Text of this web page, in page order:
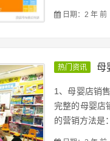
日期：2 年 前
热门资讯 母
1、母婴店销
完整的母婴店
的营销方法是